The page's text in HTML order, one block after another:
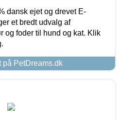
dansk ejet og drevet E-
et bredt udvalg af
og foder til hund og kat. Klik
på PetDreams.dk